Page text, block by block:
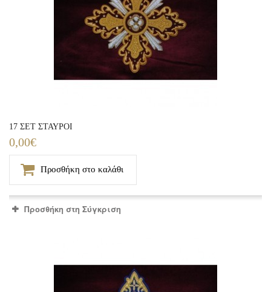
17 ΣΕΤ ΣΤΑΥΡΟΙ
0,00€
Προσθήκη στο καλάθι
Προσθήκη στη Σύγκριση